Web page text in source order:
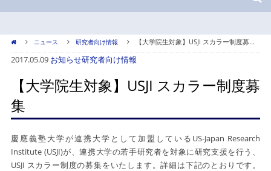
ニュース 研究者向け情報 【大学院生対象】USJI スカラー制度募...
2017.05.09 お知らせ研究者向け情報
【大学院生対象】USJI スカラー制度募
集
慶應義塾大学が連携大学として加盟しているUS-Japan Research
Institute (USJI)が、連携大学の若手研究者を対象に研究支援を行う、
USJI スカラー制度の募集をいたします。詳細は下記のとおりです。